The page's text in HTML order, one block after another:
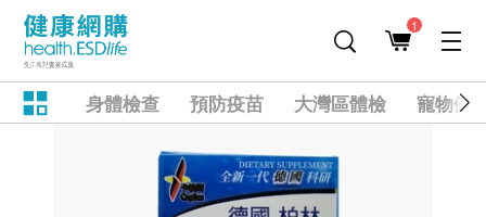
1
身體檢查 預防疫苗 大灣區體檢 寵物健